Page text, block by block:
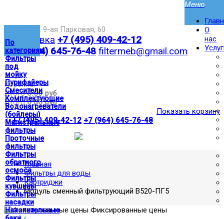
По
категориям
Фильтры
под
мойку
Пурифайеры
Смесители
Комплектующие
Водонагреватели
(бойлеры)
Магистральные
фильтры
Проточные
фильтры
Фильтры
обратного
осмоса
Фильтры
кувшины
Фильтры
насадки
Накопительные
Москва,ул. 9-ая Парковая, 60
Доставка +7 (495) 409-42-12
+7 (964) 645-76-48 filtermeb@gmail.com
|
Корзина:
Итого0.00 руб
Итого0.00 руб
Показать корзину
| +7 (495) 409-42-12 +7 (964) 645-76-48
О
нас
Главная
Фильтры для воды
Картриджи
Модуль сменный фильтрующий В520-ПГ5
Фиксированные цены